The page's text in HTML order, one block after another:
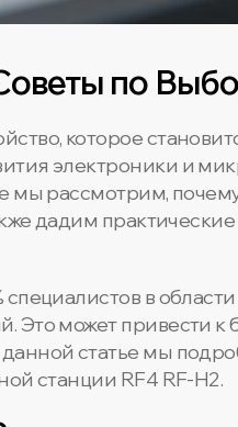
по
которое
электроники и
мы рассмотрим,
дадим
в
Это может привести
статье мы
станции RF4 RF-H2.